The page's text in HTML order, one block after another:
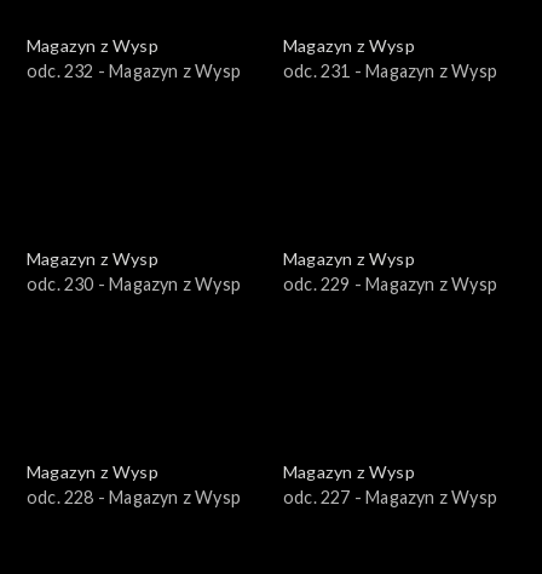
Magazyn z Wysp
odc. 232 - Magazyn z Wysp
Magazyn z Wysp
odc. 231 - Magazyn z Wysp
Magazyn z Wysp
odc. 230 - Magazyn z Wysp
Magazyn z Wysp
odc. 229 - Magazyn z Wysp
Magazyn z Wysp
odc. 228 - Magazyn z Wysp
Magazyn z Wysp
odc. 227 - Magazyn z Wysp